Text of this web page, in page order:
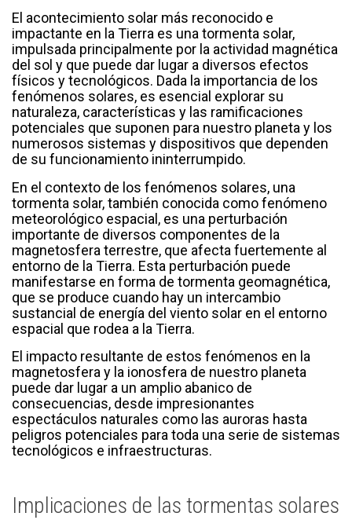
El acontecimiento solar más reconocido e
impactante en la Tierra es una tormenta solar,
impulsada principalmente por la actividad magnética
del sol y que puede dar lugar a diversos efectos
físicos y tecnológicos. Dada la importancia de los
fenómenos solares, es esencial explorar su
naturaleza, características y las ramificaciones
potenciales que suponen para nuestro planeta y los
numerosos sistemas y dispositivos que dependen
de su funcionamiento ininterrumpido.
En el contexto de los fenómenos solares, una
tormenta solar, también conocida como fenómeno
meteorológico espacial, es una perturbación
importante de diversos componentes de la
magnetosfera terrestre, que afecta fuertemente al
entorno de la Tierra. Esta perturbación puede
manifestarse en forma de tormenta geomagnética,
que se produce cuando hay un intercambio
sustancial de energía del viento solar en el entorno
espacial que rodea a la Tierra.
El impacto resultante de estos fenómenos en la
magnetosfera y la ionosfera de nuestro planeta
puede dar lugar a un amplio abanico de
consecuencias, desde impresionantes
espectáculos naturales como las auroras hasta
peligros potenciales para toda una serie de sistemas
tecnológicos e infraestructuras.
Implicaciones de las tormentas solares